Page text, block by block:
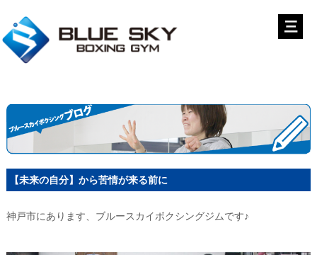
【未来の自分】から苦情が来る前に
神戸市にあります、ブルースカイボクシングジムです♪